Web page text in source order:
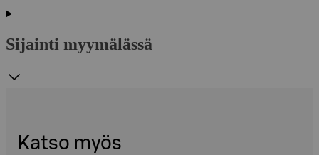
Sijainti myymälässä
Katso myös